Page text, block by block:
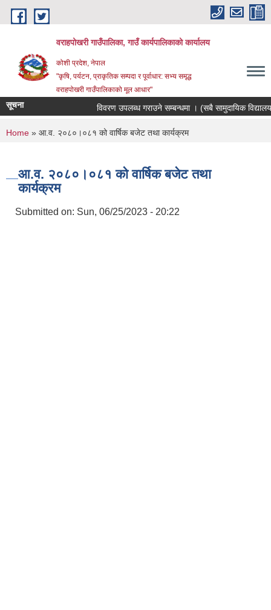
Skip to main content
वराहपोखरी गाउँपालिका, गाउँ कार्यपालिकाको कार्यालय
कोशी प्रदेश, नेपाल
"कृषि, पर्यटन, प्राकृतिक सम्पदा र पूर्वाधार: सभ्य समृद्ध
वराहपोखरी गाउँपालिकाको मूल आधार"
सूचना विवरण उपलब्ध गराउने सम्बन्धमा । (सबै सामुदायिक विद्यालयहरु)
You are here
Home » आ.व. २०८०।०८१ को वार्षिक बजेट तथा कार्यक्रम
आ.व. २०८०।०८१ को वार्षिक बजेट तथा
कार्यक्रम
Submitted on: Sun, 06/25/2023 - 20:22